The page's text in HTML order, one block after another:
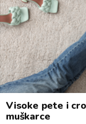
Visoke pete i
muškarce